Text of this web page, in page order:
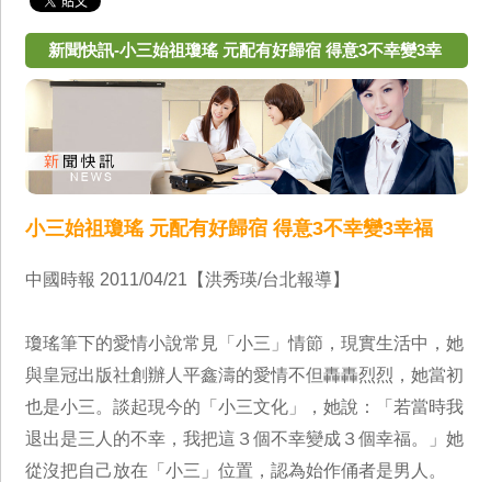
新聞快訊-小三始祖瓊瑤 元配有好歸宿 得意3不幸變3幸
福
小三始祖瓊瑤 元配有好歸宿 得意3不幸變3幸福
中國時報 2011/04/21【洪秀瑛/台北報導】
瓊瑤筆下的愛情小說常見「小三」情節，現實生活中，她
與皇冠出版社創辦人平鑫濤的愛情不但轟轟烈烈，她當初
也是小三。談起現今的「小三文化」，她說：「若當時我
退出是三人的不幸，我把這３個不幸變成３個幸福。」她
從沒把自己放在「小三」位置，認為始作俑者是男人。